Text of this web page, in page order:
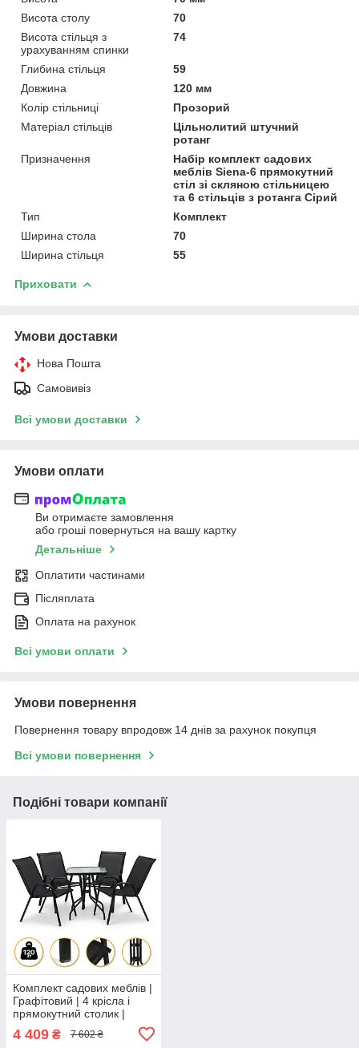
Висота столу
70
Висота стільця з
урахуванням спинки
74
Глибина стільця
59
Довжина
120 мм
Колір стільниці
Прозорий
Матеріал стільців
Цільнолитий штучний
ротанг
Призначення
Набір комплект садових
меблів Siena-6 прямокутний
стіл зі скляною стільницею
та 6 стільців з ротанга Сірий
Тип
Комплект
Ширина стола
70
Ширина стільця
55
Приховати
Умови доставки
Нова Пошта
Самовивіз
Всі умови доставки
Умови оплати
Ви отримаєте замовлення
або гроші повернуться на вашу картку
Детальніше
Оплатити частинами
Післяплата
Оплата на рахунок
Всі умови оплати
Умови повернення
Повернення товару впродовж 14 днів за рахунок покупця
Всі умови повернення
Подібні товари компанії
Комплект садових меблів |
Графітовий | 4 крісла і
прямокутний столик |
скляна стільниця |
4 409 ₴ 7 602 ₴